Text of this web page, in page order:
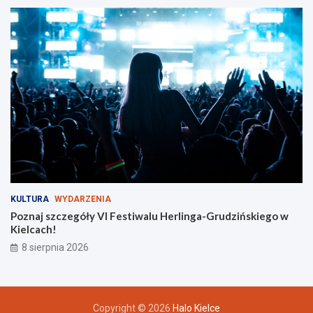
y
c
h
KULTURA WYDARZENIA
Poznaj szczegóły VI Festiwalu Herlinga-Grudzińskiego w
Kielcach!
8 sierpnia 2026
Copyright © 2026 Halo Kielce